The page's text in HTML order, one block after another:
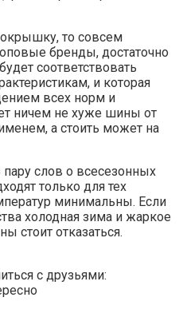
то совсем
бренды, достаточно
соответствовать
и которая
всех норм и
ничем не хуже шины от
а стоить может на
пару слов о всесезонных
только для тех
минимальны. Если
холодная зима и жаркое
стоит отказаться.
с друзьями: